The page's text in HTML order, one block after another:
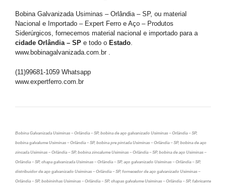
Bobina Galvanizada Usiminas – Orlândia – SP, ou material
Nacional e Importado – Expert Ferro e Aço – Produtos
Siderúrgicos, fornecemos material nacional e importado para a
cidade Orlândia – SP e todo o Estado.
www.bobinagalvanizada.com.br .
(11)99681-1059 Whatsapp
www.expertferro.com.br
Bobina Galvanizada Usiminas – Orlândia – SP, bobina de aço galvanizado Usiminas – Orlândia – SP,
bobina galvalume Usiminas – Orlândia – SP, bobina pre pintada Usiminas – Orlândia – SP, bobina de aço
zincada Usiminas – Orlândia – SP, bobina zincalume Usiminas – Orlândia – SP, bobina de aço Usiminas –
Orlândia – SP, chapa galvanizada Usiminas – Orlândia – SP, aço galvanizado Usiminas – Orlândia – SP,
distribuidor de aço galvanizado Usiminas – Orlândia – SP, fornecedor de aço galvanizado Usiminas –
Orlândia – SP, bobininhas Usiminas – Orlândia – SP, chapas galvalume Usiminas – Orlândia – SP, fabricante